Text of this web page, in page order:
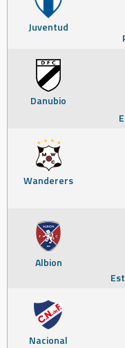
Juventud
Danubio
Wanderers
Albion
Nacional